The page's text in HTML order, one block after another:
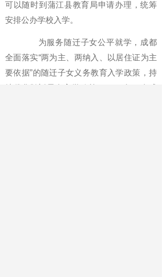
可以随时到蒲江县教育局申请办理，统筹
安排公办学校入学。
为服务随迁子女公平就学，成都
全面落实“两为主、两纳入、以居住证为主
要依据”的随迁子女义务教育入学政策，持